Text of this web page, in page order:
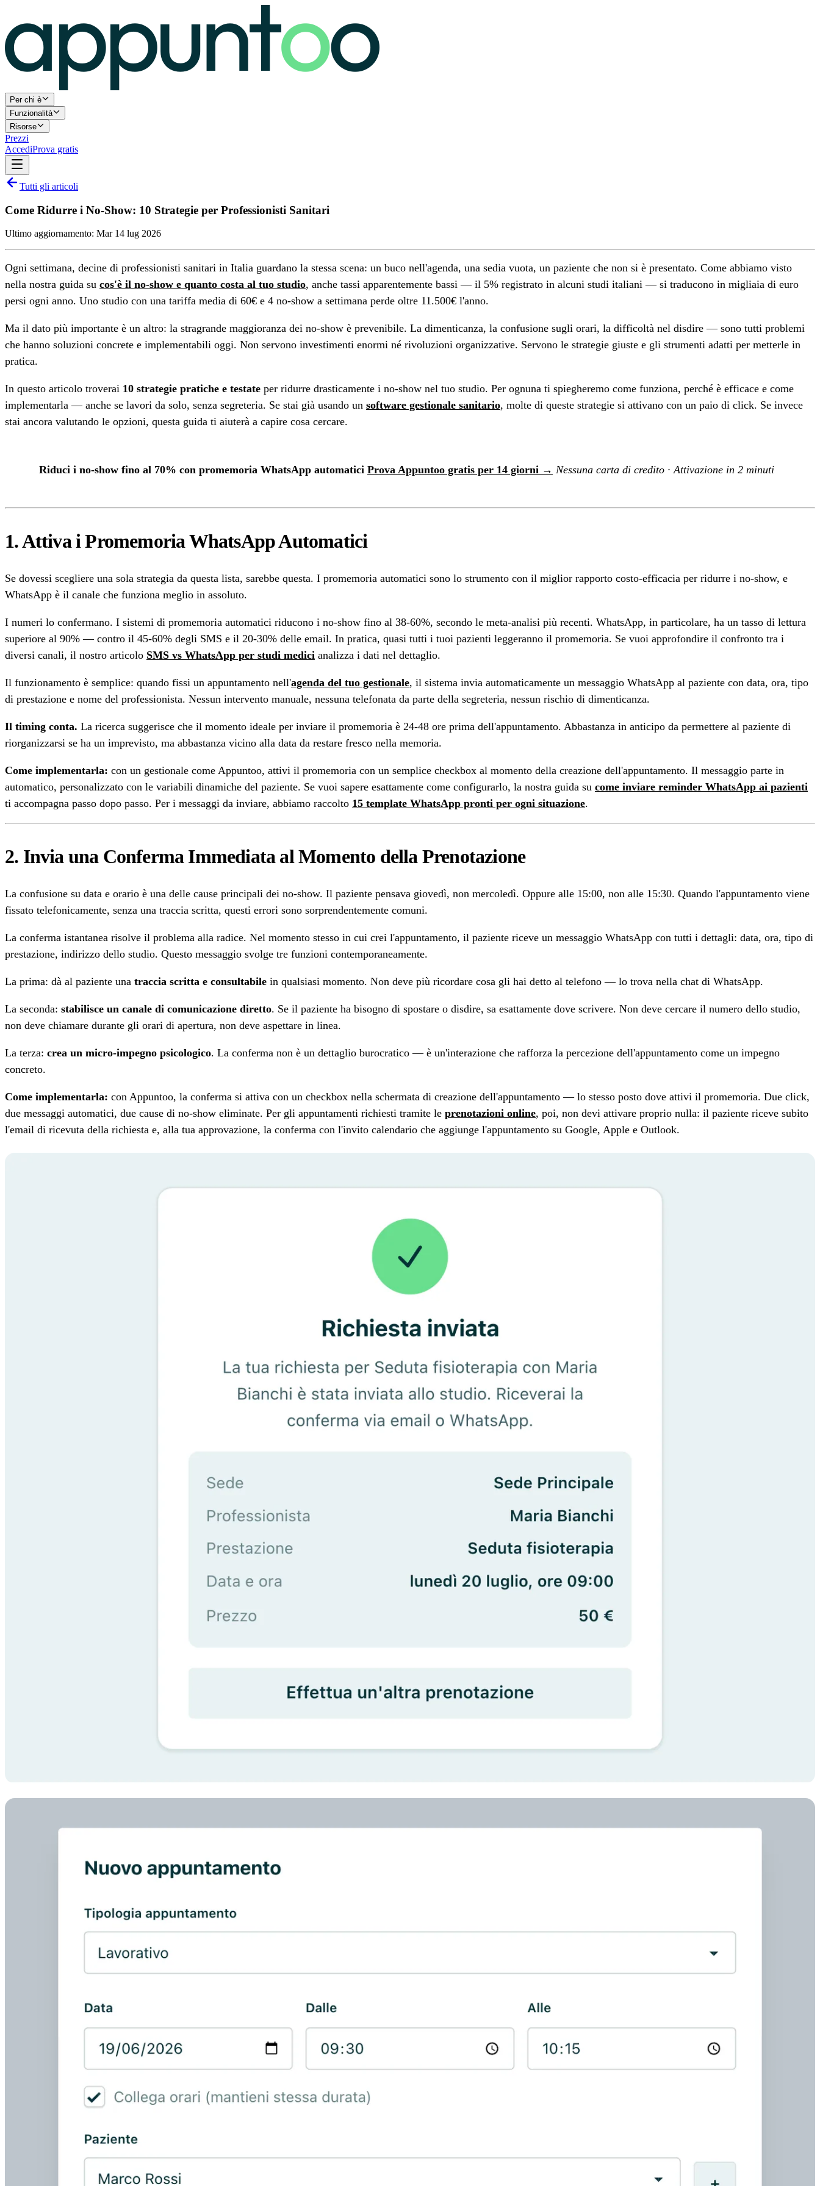
Per chi è
Funzionalità
Risorse
Prezzi
AccediProva gratis
Tutti gli articoli
Come Ridurre i No-Show: 10 Strategie per Professionisti Sanitari
Ultimo aggiornamento: Mar 14 lug 2026
Ogni settimana, decine di professionisti sanitari in Italia guardano la stessa scena: un buco nell'agenda, una sedia vuota, un paziente che non si è presentato. Come abbiamo visto
nella nostra guida su cos'è il no-show e quanto costa al tuo studio, anche tassi apparentemente bassi — il 5% registrato in alcuni studi italiani — si traducono in migliaia di euro
persi ogni anno. Uno studio con una tariffa media di 60€ e 4 no-show a settimana perde oltre 11.500€ l'anno.
Ma il dato più importante è un altro: la stragrande maggioranza dei no-show è prevenibile. La dimenticanza, la confusione sugli orari, la difficoltà nel disdire — sono tutti problemi
che hanno soluzioni concrete e implementabili oggi. Non servono investimenti enormi né rivoluzioni organizzative. Servono le strategie giuste e gli strumenti adatti per metterle in
pratica.
In questo articolo troverai 10 strategie pratiche e testate per ridurre drasticamente i no-show nel tuo studio. Per ognuna ti spiegheremo come funziona, perché è efficace e come
implementarla — anche se lavori da solo, senza segreteria. Se stai già usando un software gestionale sanitario, molte di queste strategie si attivano con un paio di click. Se invece
stai ancora valutando le opzioni, questa guida ti aiuterà a capire cosa cercare.
Riduci i no-show fino al 70% con promemoria WhatsApp automatici Prova Appuntoo gratis per 14 giorni → Nessuna carta di credito · Attivazione in 2 minuti
1. Attiva i Promemoria WhatsApp Automatici
Se dovessi scegliere una sola strategia da questa lista, sarebbe questa. I promemoria automatici sono lo strumento con il miglior rapporto costo-efficacia per ridurre i no-show, e
WhatsApp è il canale che funziona meglio in assoluto.
I numeri lo confermano. I sistemi di promemoria automatici riducono i no-show fino al 38-60%, secondo le meta-analisi più recenti. WhatsApp, in particolare, ha un tasso di lettura
superiore al 90% — contro il 45-60% degli SMS e il 20-30% delle email. In pratica, quasi tutti i tuoi pazienti leggeranno il promemoria. Se vuoi approfondire il confronto tra i
diversi canali, il nostro articolo SMS vs WhatsApp per studi medici analizza i dati nel dettaglio.
Il funzionamento è semplice: quando fissi un appuntamento nell'agenda del tuo gestionale, il sistema invia automaticamente un messaggio WhatsApp al paziente con data, ora, tipo
di prestazione e nome del professionista. Nessun intervento manuale, nessuna telefonata da parte della segreteria, nessun rischio di dimenticanza.
Il timing conta. La ricerca suggerisce che il momento ideale per inviare il promemoria è 24-48 ore prima dell'appuntamento. Abbastanza in anticipo da permettere al paziente di
riorganizzarsi se ha un imprevisto, ma abbastanza vicino alla data da restare fresco nella memoria.
Come implementarla: con un gestionale come Appuntoo, attivi il promemoria con un semplice checkbox al momento della creazione dell'appuntamento. Il messaggio parte in
automatico, personalizzato con le variabili dinamiche del paziente. Se vuoi sapere esattamente come configurarlo, la nostra guida su come inviare reminder WhatsApp ai pazienti
ti accompagna passo dopo passo. Per i messaggi da inviare, abbiamo raccolto 15 template WhatsApp pronti per ogni situazione.
2. Invia una Conferma Immediata al Momento della Prenotazione
La confusione su data e orario è una delle cause principali dei no-show. Il paziente pensava giovedì, non mercoledì. Oppure alle 15:00, non alle 15:30. Quando l'appuntamento viene
fissato telefonicamente, senza una traccia scritta, questi errori sono sorprendentemente comuni.
La conferma istantanea risolve il problema alla radice. Nel momento stesso in cui crei l'appuntamento, il paziente riceve un messaggio WhatsApp con tutti i dettagli: data, ora, tipo di
prestazione, indirizzo dello studio. Questo messaggio svolge tre funzioni contemporaneamente.
La prima: dà al paziente una traccia scritta e consultabile in qualsiasi momento. Non deve più ricordare cosa gli hai detto al telefono — lo trova nella chat di WhatsApp.
La seconda: stabilisce un canale di comunicazione diretto. Se il paziente ha bisogno di spostare o disdire, sa esattamente dove scrivere. Non deve cercare il numero dello studio,
non deve chiamare durante gli orari di apertura, non deve aspettare in linea.
La terza: crea un micro-impegno psicologico. La conferma non è un dettaglio burocratico — è un'interazione che rafforza la percezione dell'appuntamento come un impegno
concreto.
Come implementarla: con Appuntoo, la conferma si attiva con un checkbox nella schermata di creazione dell'appuntamento — lo stesso posto dove attivi il promemoria. Due click,
due messaggi automatici, due cause di no-show eliminate. Per gli appuntamenti richiesti tramite le prenotazioni online, poi, non devi attivare proprio nulla: il paziente riceve subito
l'email di ricevuta della richiesta e, alla tua approvazione, la conferma con l'invito calendario che aggiunge l'appuntamento su Google, Apple e Outlook.